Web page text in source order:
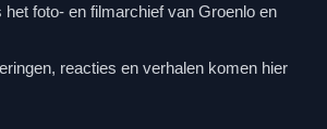
het foto- en filmarchief van Groenlo en
reacties en verhalen komen hier